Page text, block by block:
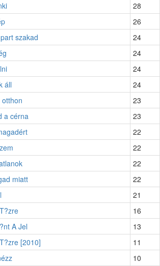
28
26
szakad
24
24
24
áll
24
otthon
23
a cérna
23
22
22
22
miatt
22
21
16
A Jel
13
[2010]
11
10